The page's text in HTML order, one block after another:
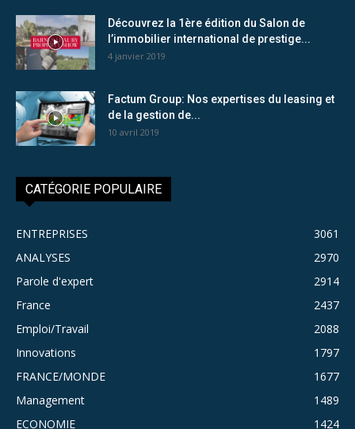
Découvrez la 1ère édition du Salon de
l’immobilier international de prestige...
4 janvier 2019
Factum Group: Nos expertises du leasing et
de la gestion de...
10 avril 2019
CATÉGORIE POPULAIRE
ENTREPRISES
3061
ANALYSES
2970
Parole d'expert
2914
France
2437
Emploi/Travail
2088
Innovations
1797
FRANCE/MONDE
1677
Management
1489
ECONOMIE
1424